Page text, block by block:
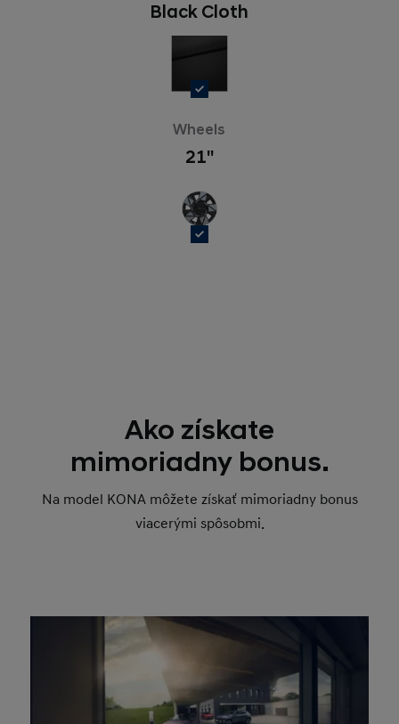
Black Cloth
Wheels
21''
Ako získate
mimoriadny bonus.
Na model KONA môžete získať mimoriadny bonus
viacerými spôsobmi.